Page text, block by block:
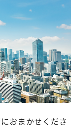
おまかせくださ